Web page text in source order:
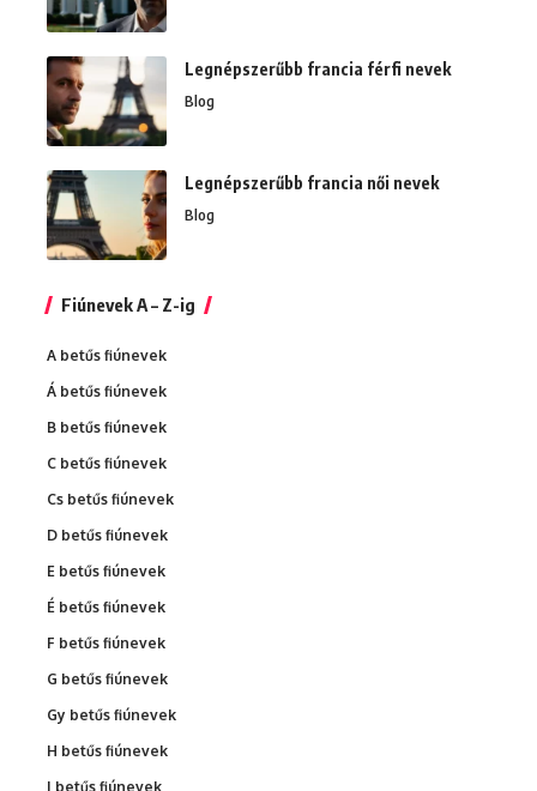
Legnépszerűbb francia férfi nevek
Blog
Legnépszerűbb francia női nevek
Blog
Fiúnevek A – Z-ig
A betűs fiúnevek
Á betűs fiúnevek
B betűs fiúnevek
C betűs fiúnevek
Cs betűs fiúnevek
D betűs fiúnevek
E betűs fiúnevek
É betűs fiúnevek
F betűs fiúnevek
G betűs fiúnevek
Gy betűs fiúnevek
H betűs fiúnevek
I betűs fiúnevek